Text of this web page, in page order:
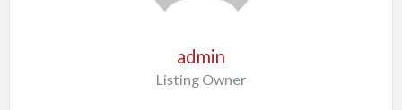
admin
Listing Owner